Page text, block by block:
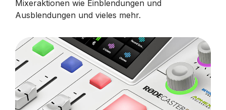
Mixeraktionen wie Einblendungen und
Ausblendungen und vieles mehr.